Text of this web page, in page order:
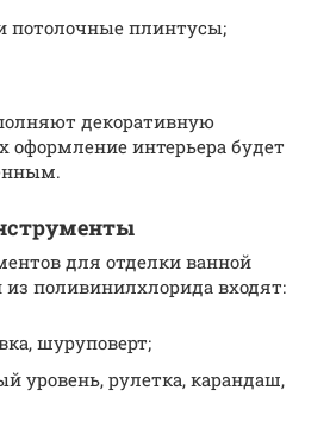
потолочные плинтусы;
декоративную
оформление интерьера будет
для отделки ванной
поливинилхлорида входят:
шуруповерт;
уровень, рулетка, карандаш,